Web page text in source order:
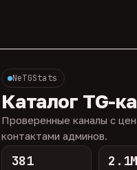
NeTGStats
Каталог TG-
Проверенные каналы с
контактами админов.
381 2.1M